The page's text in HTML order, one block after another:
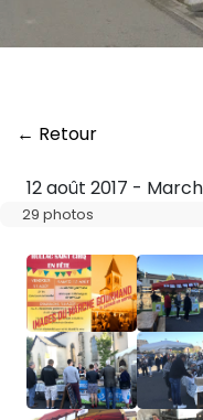
← Retour
12 août 2017 -
29 photos